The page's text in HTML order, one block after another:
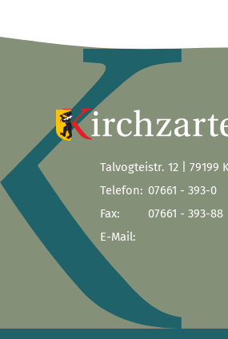
Talvogteistr. 12 | 79199
Telefon: 07661 - 393-0
Fax:
07661 - 393-88
E-Mail: